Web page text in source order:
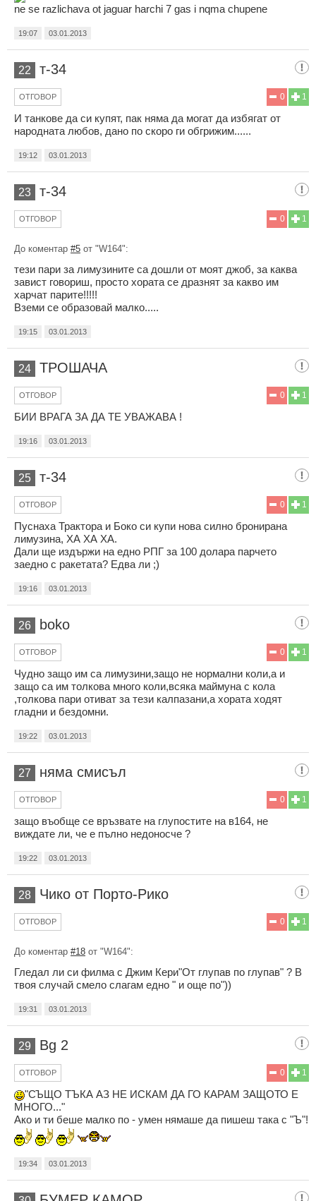
ne se razlichava ot jaguar harchi 7 gas i nqma chupene
19:07 03.01.2013
22 т-34
1
0
ОТГОВОР
И танкове да си купят, пак няма да могат да избягат от
народната любов, дано по скоро ги обгрижим......
19:12 03.01.2013
23 т-34
1
0
ОТГОВОР
До коментар #5 от "W164":
тези пари за лимузините са дошли от моят джоб, за каква
завист говориш, просто хората се дразнят за какво им
харчат парите!!!!!
Вземи се образовай малко.....
19:15 03.01.2013
24 ТРОШАЧА
1
0
ОТГОВОР
БИИ ВРАГА ЗА ДА ТЕ УВАЖАВА !
19:16 03.01.2013
25 т-34
1
0
ОТГОВОР
Пуснаха Трактора и Боко си купи нова силно бронирана
лимузина, ХА ХА ХА.
Дали ще издържи на едно РПГ за 100 долара парчето
заедно с ракетата? Едва ли ;)
19:16 03.01.2013
26 boko
1
0
ОТГОВОР
Чудно защо им са лимузини,защо не нормални коли,а и
защо са им толкова много коли,всяка маймуна с кола
,толкова пари отиват за тези калпазани,а хората ходят
гладни и бездомни.
19:22 03.01.2013
27 няма смисъл
1
0
ОТГОВОР
защо въобще се връзвате на глупостите на в164, не
виждате ли, че е пълно недоносче ?
19:22 03.01.2013
28 Чико от Порто-Рико
1
0
ОТГОВОР
До коментар #18 от "W164":
Гледал ли си филма с Джим Кери"От глупав по глупав" ? В
твоя случай смело слагам едно " и още по"))
19:31 03.01.2013
29 Bg 2
1
0
ОТГОВОР
"СЪЩО ТЪКА АЗ НЕ ИСКАМ ДА ГО КАРАМ ЗАЩОТО Е
МНОГО..."
Ако и ти беше малко по - умен нямаше да пишеш така с "Ъ"!
19:34 03.01.2013